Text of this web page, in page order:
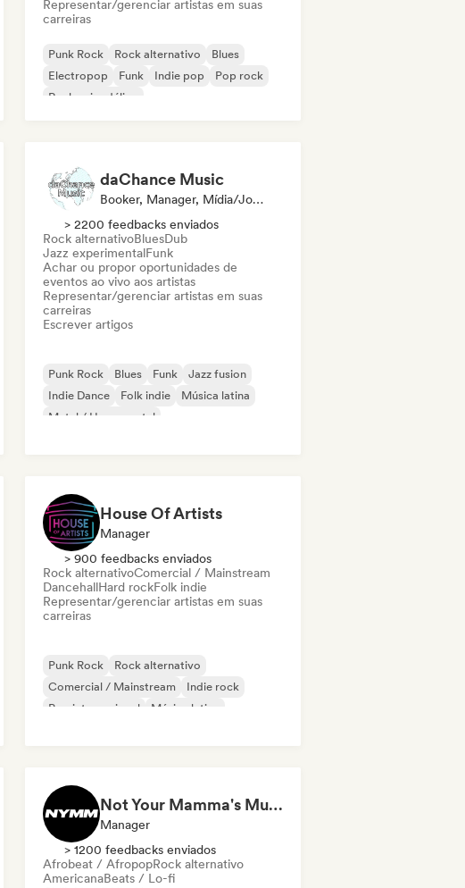
Representar/gerenciar artistas em suas
carreiras
Punk Rock Rock alternativo
Blues
Electropop
Funk Indie pop
Pop rock
Rock psicodélico
daChance Music
Booker, Manager, Mídia/Jornalista
> 2200 feedbacks enviados
Rock alternativoBluesDub
Jazz experimentalFunk
Achar ou propor oportunidades de
eventos ao vivo aos artistas
Representar/gerenciar artistas em suas
carreiras
Escrever artigos
Punk Rock Blues Funk
Jazz fusion
Indie Dance
Folk indie
Música latina
Metal / Heavy metal
House Of Artists
Manager
> 900 feedbacks enviados
Rock alternativoComercial / Mainstream
DancehallHard rockFolk indie
Representar/gerenciar artistas em suas
carreiras
Punk Rock
Rock alternativo
Comercial / Mainstream
Indie rock
Pop internacional
Música latina
Not Your Mamma's Music
Manager
> 1200 feedbacks enviados
Afrobeat / AfropopRock alternativo
AmericanaBeats / Lo-fi